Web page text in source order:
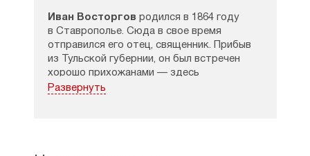
Иван Восторгов родился в 1864 году
в Ставрополье. Сюда в свое время
отправился его отец, священник. Прибыв
из Тульской губернии, он был встречен
хорошо прихожанами — здесь
и обосновался вместе с семьей. Когда
Развернуть